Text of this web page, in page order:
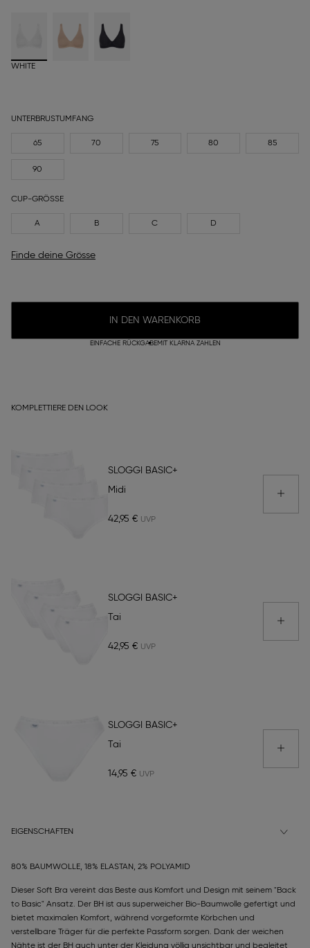
WHITE
UNTERBRUSTUMFANG
65 70 75 80 85
90
CUP-GRÖSSE
A B C D
Finde deine Grösse
IN DEN WARENKORB
EINFACHE RÜCKGABEMIT KLARNA ZAHLEN
KOMPLETTIERE DEN LOOK
SLOGGI BASIC+
Midi
42,95 €
SLOGGI BASIC+
Tai
42,95 €
SLOGGI BASIC+
Tai
14,95 €
EIGENSCHAFTEN
80% BAUMWOLLE, 18% ELASTAN, 2% POLYAMID
Dieser Soft Bra vereint das Beste aus Komfort und Design mit seinem "Back
to Basic" Ansatz. Der BH ist aus superweicher Bio-Baumwolle gefertigt und
bietet maximalen Komfort, während vorgeformte Körbchen und
verstellbare Träger für die perfekte Passform sorgen. Dank der weichen
Nähte ist der BH auch unter der Kleidung völlig unsichtbar und begleitet